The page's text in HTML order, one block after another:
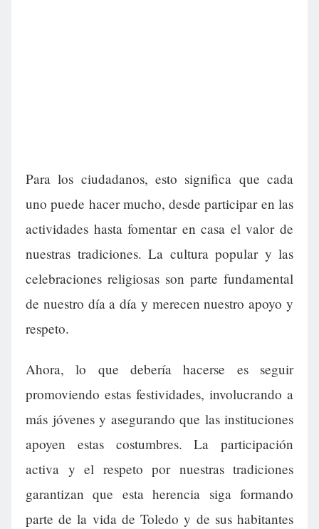
Para los ciudadanos, esto significa que cada
uno puede hacer mucho, desde participar en las
actividades hasta fomentar en casa el valor de
nuestras tradiciones. La cultura popular y las
celebraciones religiosas son parte fundamental
de nuestro día a día y merecen nuestro apoyo y
respeto.
Ahora, lo que debería hacerse es seguir
promoviendo estas festividades, involucrando a
más jóvenes y asegurando que las instituciones
apoyen estas costumbres. La participación
activa y el respeto por nuestras tradiciones
garantizan que esta herencia siga formando
parte de la vida de Toledo y de sus habitantes